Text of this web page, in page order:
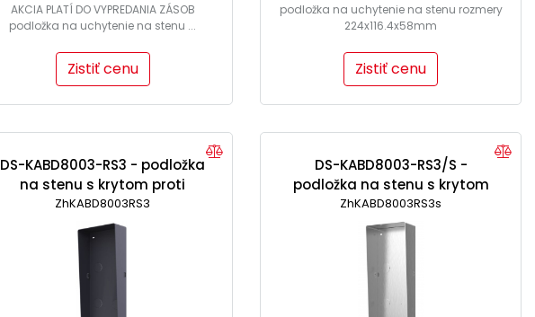
AKCIA PLATÍ DO VYPREDANIA ZÁSOB
podložka na uchytenie na stenu ...
Zistiť cenu
podložka na uchytenie na stenu rozmery
224x116.4x58mm
Zistiť cenu
DS-KABD8003-RS3 - podložka
na stenu s krytom proti
dažďu
ZhKABD8003RS3
DS-KABD8003-RS3/S -
podložka na stenu s krytom
proti dažďu (nerez)
ZhKABD8003RS3s